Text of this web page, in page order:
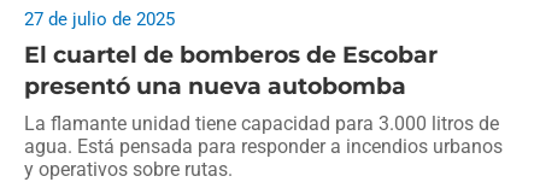
El cuartel de bomberos de Escobar
presentó una nueva autobomba
27 de julio de 2025
La flamante unidad tiene capacidad para 3.000 litros de
agua. Está pensada para responder a incendios urbanos
y operativos sobre rutas.